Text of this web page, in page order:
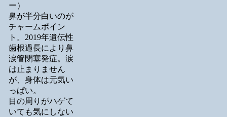
ー）
鼻が半分白いのが
チャームポイン
ト。2019年遺伝性
歯根過長により鼻
涙管閉塞発症。涙
は止まりません
が、身体は元気い
っぱい。
目の周りがハゲて
いても気にしない